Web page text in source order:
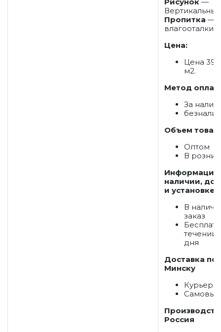
Вертикальный
Пропитка —
Цена:
Цена 39
м2.
Метод
За
Объем
Оптом
В
Информация
наличии,
и установке:
В
заказ
течении
дня
Доставка по
Минску
Россия